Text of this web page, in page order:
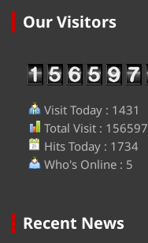
Our Visitors
Visit Today : 1431
Total Visit :
Hits Today : 1734
Who's Online : 5
Recent News